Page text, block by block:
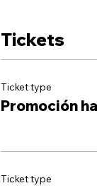
Tickets
Ticket type
Promoción
Ticket type